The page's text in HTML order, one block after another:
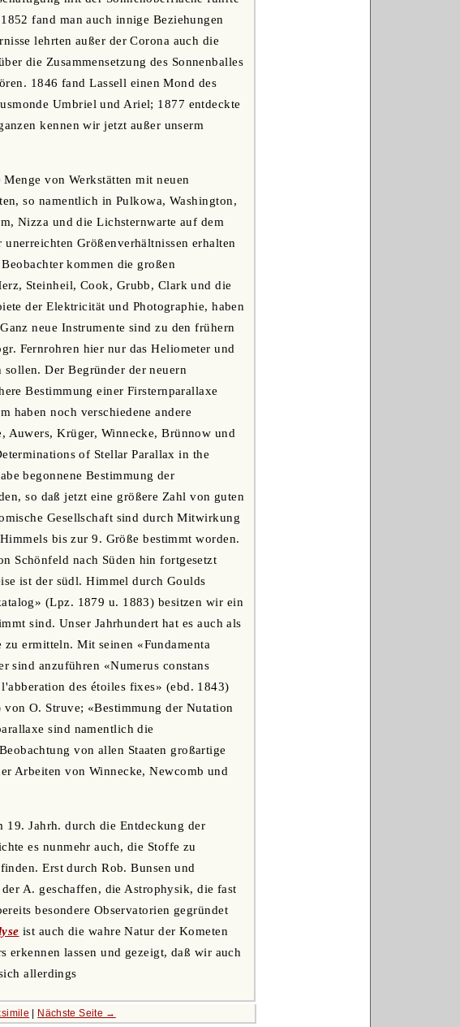
fand man auch innige Beziehungen
lehrten außer der Corona auch die
die Zusammensetzung des Sonnenballes
1846 fand Lassell einen Mond des
Umbriel und Ariel; 1877 entdeckte
kennen wir jetzt außer unserm
von Werkstätten mit neuen
so namentlich in Pulkowa, Washington,
Nizza und die Lichsternwarte auf dem
Größenverhältnissen erhalten
kommen die großen
Steinheil, Cook, Grubb, Clark und die
der Elektricität und Photographie, haben
neue Instrumente sind zu den frühern
Fernrohren hier nur das Heliometer und
Der Begründer der neuern
Bestimmung einer Firsternparallaxe
haben noch verschiedene andere
Auwers, Krüger, Winnecke, Brünnow und
of Stellar Parallax in the
begonnene Bestimmung der
so daß jetzt eine größere Zahl von guten
Gesellschaft sind durch Mitwirkung
bis zur 9. Größe bestimmt worden.
Schönfeld nach Süden hin fortgesetzt
ist der südl. Himmel durch Goulds
(Lpz. 1879 u. 1883) besitzen wir ein
sind. Unser Jahrhundert hat es auch als
ermitteln. Mit seinen «Fundamenta
sind anzuführen «Numerus constans
des étoiles fixes» (ebd. 1843)
O. Struve; «Bestimmung der Nutation
sind namentlich die
von allen Staaten großartige
Arbeiten von Winnecke, Newcomb und
19. Jahrh. durch die Entdeckung der
es nunmehr auch, die Stoffe zu
Erst durch Rob. Bunsen und
A. geschaffen, die Astrophysik, die fast
besondere Observatorien gegründet
ist auch die wahre Natur der Kometen
erkennen lassen und gezeigt, daß wir auch
allerdings
Nächste Seite →